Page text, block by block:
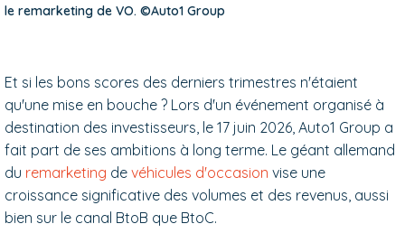
le remarketing de VO. ©Auto1 Group
Et si les bons scores des derniers trimestres n'étaient
qu'une mise en bouche ? Lors d'un événement organisé à
destination des investisseurs, le 17 juin 2026, Auto1 Group a
fait part de ses ambitions à long terme. Le géant allemand
du remarketing de véhicules d'occasion vise une
croissance significative des volumes et des revenus, aussi
bien sur le canal BtoB que BtoC.